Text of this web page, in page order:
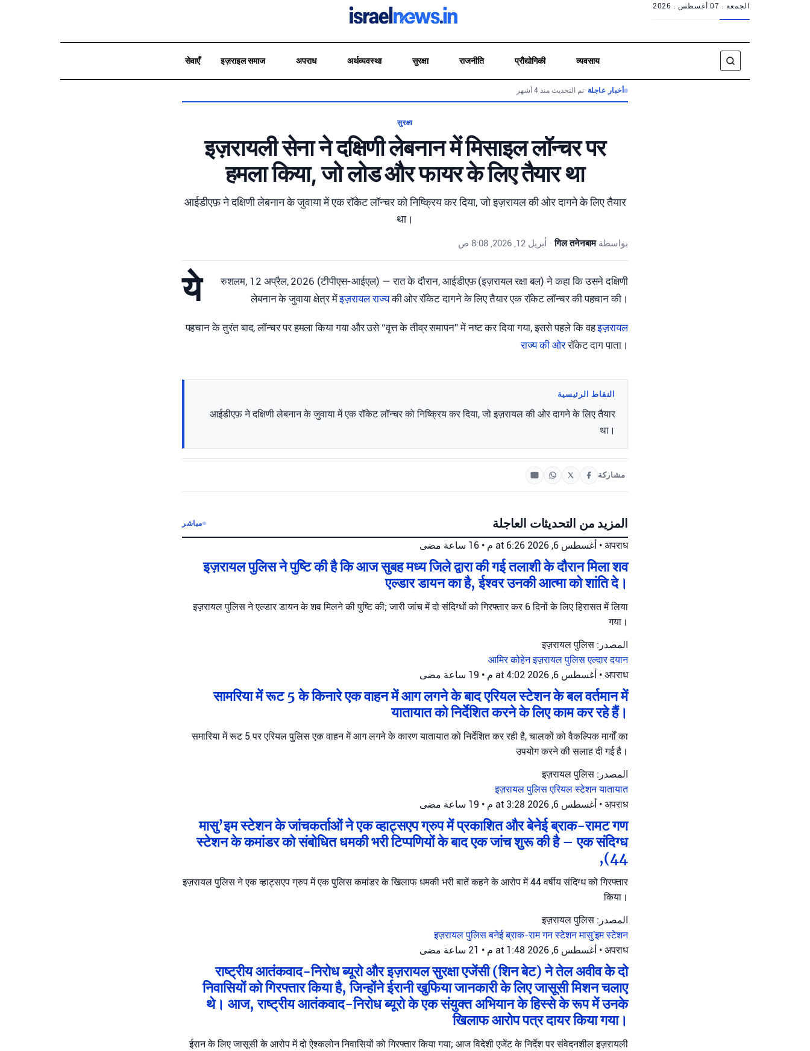
الجمعة . 07 أغسطس . 2026
व्यवसाय
प्रौद्योगिकी
राजनीति
सुरक्षा
अर्थव्यवस्था
अपराध
इज़राइल समाज
सेवाएँ
بحث
أخبار عاجلة •تم التحديث منذ 4 أشهر
सुरक्षा
इज़रायली सेना ने दक्षिणी लेबनान में मिसाइल लॉन्चर पर
हमला किया, जो लोड और फायर के लिए तैयार था
आईडीएफ़ ने दक्षिणी लेबनान के जुवाया में एक रॉकेट लॉन्चर को निष्क्रिय कर दिया, जो इज़रायल की ओर दागने के लिए तैयार
था।
بواسطةगिल तनेनबाम
• أبريل 12, 2026, 8:08 ص
ये
रुशलम, 12 अप्रैल, 2026 (टीपीएस-आईएल) — रात के दौरान, आईडीएफ़ (इज़रायल रक्षा बल) ने कहा कि उसने दक्षिणी
लेबनान के जुवाया क्षेत्र मेंइज़रायल राज्यकी ओर रॉकेट दागने के लिए तैयार एक रॉकेट लॉन्चर की पहचान की।
पहचान के तुरंत बाद, लॉन्चर पर हमला किया गया और उसे “वृत्त के तीव्र समापन” में नष्ट कर दिया गया, इससे पहले कि वहइज़रायल
राज्य की ओररॉकेट दाग पाता।
النقاط الرئيسية
आईडीएफ़ ने दक्षिणी लेबनान के जुवाया में एक रॉकेट लॉन्चर को निष्क्रिय कर दिया, जो इज़रायल की ओर दागने के लिए तैयार
था।
مشاركة
المزيد من التحديثات العاجلة مباشر
अपराध
• أغسطس 6, 2026 at 6:26 م • 16 ساعة مضى
इज़रायल पुलिस ने पुष्टि की है कि आज सुबह मध्य जिले द्वारा की गई तलाशी के दौरान मिला शव
एल्डार डायन का है, ईश्वर उनकी आत्मा को शांति दे।
इज़रायल पुलिस ने एल्डार डायन के शव मिलने की पुष्टि की; जारी जांच में दो संदिग्धों को गिरफ्तार कर 6 दिनों के लिए हिरासत में लिया
गया।
المصدر: इज़रायल पुलिस
आमिर कोहेनइज़रायल पुलिसएल्दार दयान
अपराध
• أغسطس 6, 2026 at 4:02 م • 19 ساعة مضى
सामरिया में रूट 5 के किनारे एक वाहन में आग लगने के बाद एरियल स्टेशन के बल वर्तमान में
यातायात को निर्देशित करने के लिए काम कर रहे हैं।
समारिया में रूट 5 पर एरियल पुलिस एक वाहन में आग लगने के कारण यातायात को निर्देशित कर रही है, चालकों को वैकल्पिक मार्गों का
उपयोग करने की सलाह दी गई है।
المصدر: इज़रायल पुलिस
इज़रायल पुलिसएरियल स्टेशनयातायात
अपराध
• أغسطس 6, 2026 at 3:28 م • 19 ساعة مضى
मासु’इम स्टेशन के जांचकर्ताओं ने एक व्हाट्सएप ग्रुप में प्रकाशित और बेनेई ब्राक-रामट गण
स्टेशन के कमांडर को संबोधित धमकी भरी टिप्पणियों के बाद एक जांच शुरू की है – एक संदिग्ध
(44,
इज़रायल पुलिस ने एक व्हाट्सएप ग्रुप में एक पुलिस कमांडर के खिलाफ धमकी भरी बातें कहने के आरोप में 44 वर्षीय संदिग्ध को गिरफ्तार
किया।
المصدر: इज़रायल पुलिस
इज़रायल पुलिसबनेई ब्राक-राम गन स्टेशनमासु'इम स्टेशन
अपराध
• أغسطس 6, 2026 at 1:48 م • 21 ساعة مضى
राष्ट्रीय आतंकवाद-निरोध ब्यूरो और इज़रायल सुरक्षा एजेंसी (शिन बेट) ने तेल अवीव के दो
निवासियों को गिरफ्तार किया है, जिन्होंने ईरानी खुफिया जानकारी के लिए जासूसी मिशन चलाए
थे। आज, राष्ट्रीय आतंकवाद-निरोध ब्यूरो के एक संयुक्त अभियान के हिस्से के रूप में उनके
खिलाफ आरोप पत्र दायर किया गया।
ईरान के लिए जासूसी के आरोप में दो ऐश्कलोन निवासियों को गिरफ्तार किया गया; आज विदेशी एजेंट के निर्देश पर संवेदनशील इज़रायली